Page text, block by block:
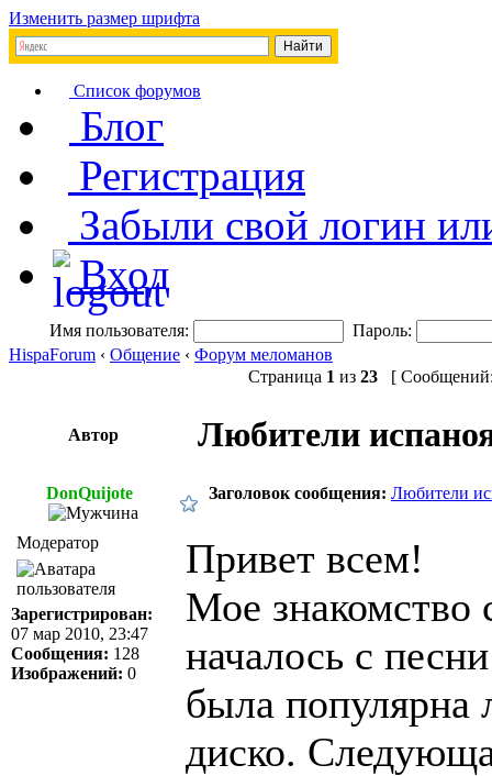
Изменить размер шрифта
Список форумов
Блог
Регистрация
Забыли свой логин
Вход
Имя пользователя:
Пароль:
HispaForum ‹ Общение ‹ Форум меломанов
Страница 1 из 23 [
Автор Любители
DonQuijote Заголовок сообщения: Любители
Модератор
Зарегистрирован:
07 мар 2010, 23:47
Сообщения: 128
Изображений: 0
Привет всем!
Мое знакомство
началось с
была популярна
диско.